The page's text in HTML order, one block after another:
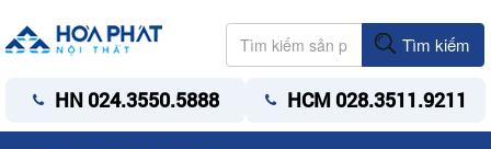
Tìm kiếm
HN 024.3550.5888 HCM 028.3511.9211